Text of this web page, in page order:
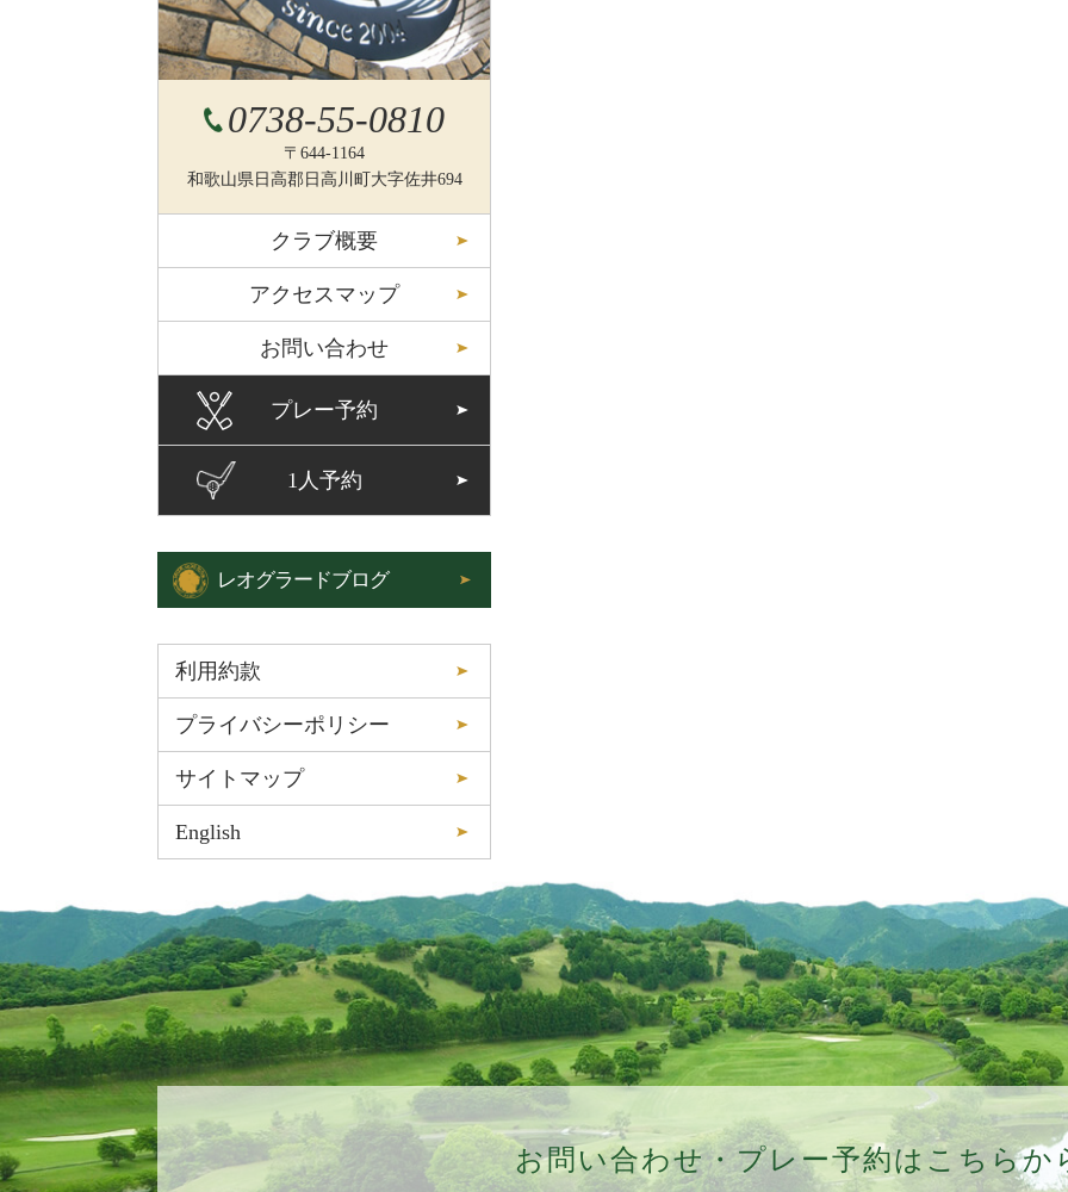
0738-55-0810
〒644-1164
和歌山県日高郡日高川町大字佐井694
クラブ概要
アクセスマップ
お問い合わせ
プレー予約
1人予約
レオグラードブログ
利用約款
プライバシーポリシー
サイトマップ
English
お問い合わせ・プレー予約はこちらか